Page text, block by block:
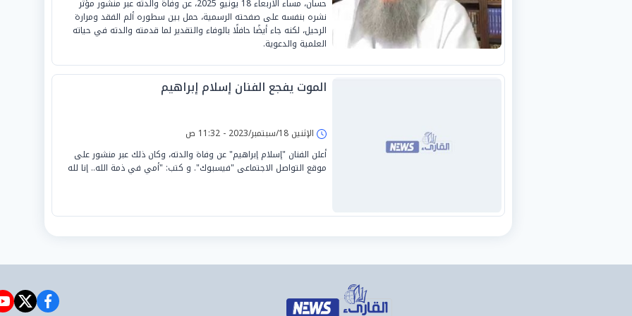
حسان، مساء الأربعاء 18 يونيو 2025، عن وفاة والدته عبر منشور مؤثر
نشره بنفسه على صفحته الرسمية، حمل بين سطوره ألم الفقد ومرارة
الرحيل، لكنه جاء أيضًا حافلًا بالوفاء والتقدير لما قدمته والدته في حياته
العلمية والدعوية.
الموت يفجع الفنان إسلام إبراهيم
الإثنين 18/سبتمبر/2023 - 11:32 ص
أعلن الفنان "إسلام إبراهيم" عن وفاة والدته، وكان ذلك عبر منشور على
موقع التواصل الاجتماعى "فيسبوك". و كتب: "أمي في ذمة الله.. إنا لله
facebook